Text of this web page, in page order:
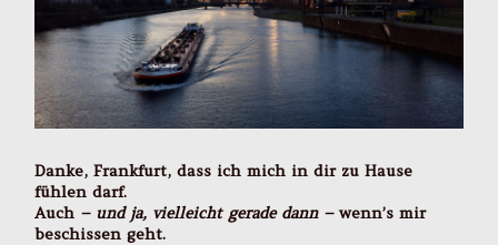
Danke, Frankfurt, dass ich mich in dir zu Hause
fühlen darf.
Auch – und ja, vielleicht gerade dann –wenn’s mir
beschissen geht.